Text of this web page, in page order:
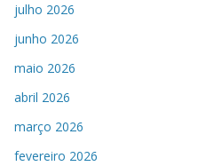
julho 2026
junho 2026
maio 2026
abril 2026
março 2026
fevereiro 2026